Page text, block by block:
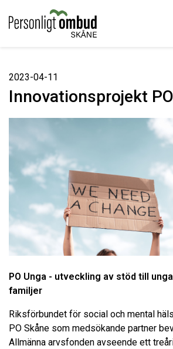
2023-04-11
Innovationsprojekt
PO Unga - utveckling av stöd till
familjer
Riksförbundet för social och mental
PO Skåne som medsökande partner
Allmänna arvsfonden avseende ett